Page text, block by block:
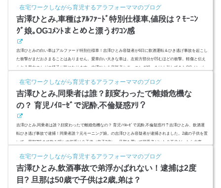
で、すぐに停車して応急救護が出来ないほど道路は混みあってもいません。飲酒量、缶酎ハイ3本の矛盾もあ
りますし、吉澤...
在宅ワークしながら育児するアラフォーママのブログ
吉澤ひとみ,車種はｱﾙﾌｧｰﾄﾞ特別仕様車,値段は？ﾓｰﾆﾝ
ｸﾞ娘｡OGｺﾒﾝﾄまとめと漂うｵﾜｺﾝ感
吉澤ひとみの白い車はアルファード特別仕様車！吉澤ひとみ容疑者が6日に飲酒運転＆ひき逃げ事故を起こし
た衝撃がまだおさまることはありません。愛車白い大きな車は、左前方部分が凹むほどの衝撃。軽傷と伝え
られる男女のケガの様子が気になります。吉澤ひとみ容疑者とモーニング娘。をけん引してきたOGメンバー
ベント出演した保田圭さんや同期である辻希美さんなどのコメントや様子は？コレで、OG全員でのイベント
も消滅、OGメンバ...
在宅ワークしながら育児するアラフォーママのブログ
吉澤ひとみ,同乗者は誰？顔変わったで離婚危機な
の？ 育児ﾉｲﾛｰｾﾞで泥酔,不倫疑惑ｱﾘ？
吉澤ひとみ,同乗者は誰？顔変わったで離婚危機なの？ 育児ﾉｲﾛｰｾﾞで泥酔,不倫疑惑ｱﾘ？吉澤ひとみ、飲酒運
転ひき逃げ事故で逮捕！同乗者誰？元モーニング娘。の吉澤ひとみ容疑者が逮捕されました。2歳の子供を置
いて、早朝7時まで飲み明かす相手は？子供（息子2歳）、旦那を置いて同乗者がいた？不倫だったら大事
てことにならないよね？ (adsbygoogle = window.adsbygoogle || ).push({ google_ad_client: "ca-pub-...
在宅ワークしながら育児するアラフォーママのブログ
吉澤ひとみ,飲酒事故で弟浮かばれない！逮捕は2度
目? 旦那は50歳で子供は2歳,弟は？